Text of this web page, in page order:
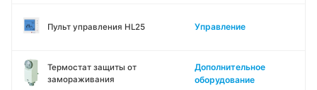
Пульт управления HL25 Управление
Термостат защиты от
замораживания
Дополнительное
оборудование